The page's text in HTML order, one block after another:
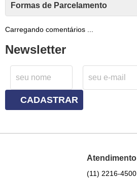
Formas de Parcelamento
Carregando comentários ...
Newsletter
CADASTRAR
Atendimento
(11) 2216-4500